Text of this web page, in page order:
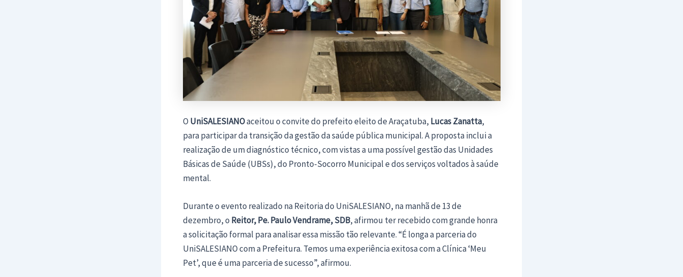
O UniSALESIANOaceitou o convite do prefeito eleito de Araçatuba, Lucas Zanatta,
para participar da transição da gestão da saúde pública municipal. A proposta inclui a
realização de um diagnóstico técnico, com vistas a uma possível gestão das Unidades
Básicas de Saúde (UBSs), do Pronto-Socorro Municipal e dos serviços voltados à saúde
mental.
Durante o evento realizado na Reitoria do UniSALESIANO, na manhã de 13 de
dezembro, o Reitor, Pe. Paulo Vendrame, SDB, afirmou ter recebido com grande honra
a solicitação formal para analisar essa missão tão relevante. “É longa a parceria do
UniSALESIANO com a Prefeitura. Temos uma experiência exitosa com a Clínica ‘Meu
Pet’, que é uma parceria de sucesso”, afirmou.